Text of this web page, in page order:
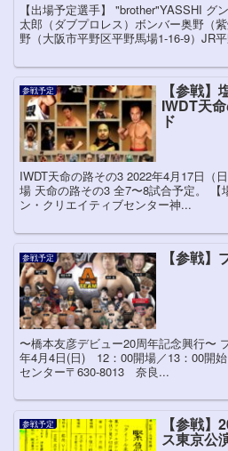
【出場予定選手】 "brother"YASSHI グ
太郎（ダブプロレス）ボンバー奥野（
野（大阪市平野区平野馬場1-16-9）JR
参戦予定 【参戦
IWDT天
ド
IWDT天命の路その3 2022年4月17日
場 天命の路その3 全7〜8試合予定。 【
ン・クリエイティブセンター神...
参戦予定 【参戦
〜橋本友彦デビュー20周年記念興行〜
年4月4日(日) 12：00開場／13：00開
センター〒630-8013 奈良...
参戦予定 【参戦
ス東京公